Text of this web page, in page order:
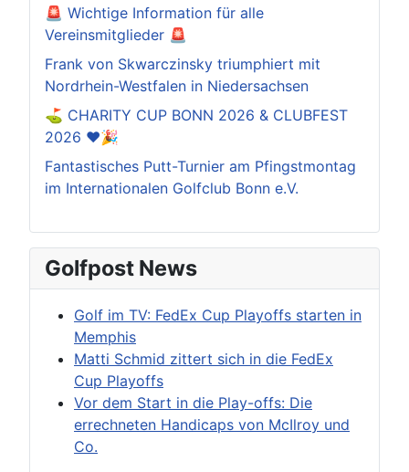
🚨 Wichtige Information für alle
Vereinsmitglieder 🚨
Frank von Skwarczinsky triumphiert mit
Nordrhein-Westfalen in Niedersachsen
⛳️ CHARITY CUP BONN 2026 & CLUBFEST
2026 ❤️🎉
Fantastisches Putt-Turnier am Pfingstmontag
im Internationalen Golfclub Bonn e.V.
Golfpost News
Golf im TV: FedEx Cup Playoffs starten in
Memphis
Matti Schmid zittert sich in die FedEx
Cup Playoffs
Vor dem Start in die Play-offs: Die
errechneten Handicaps von McIlroy und
Co.